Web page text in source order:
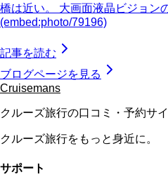
橋は近い。 大画面液晶ビジョン
(embed:photo/79196)
記事を読む
ブログページを見る
Cruisemans
クルーズ旅行の口コミ・予約サ
クルーズ旅行をもっと身近に。
サポート